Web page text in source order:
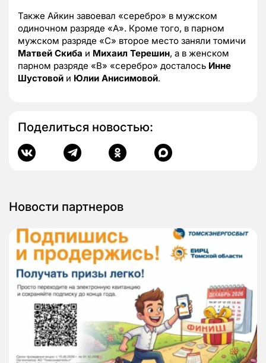
Также Айкин завоевал «серебро» в мужском
одиночном разряде «А». Кроме того, в парном
мужском разряде «С» второе место заняли томичи
Матвей Скиба и Михаил Терешин, а в женском
парном разряде «В» «серебро» досталось Инне
Шустовой и Юлии Анисимовой.
Поделиться новостью:
Новости партнеров